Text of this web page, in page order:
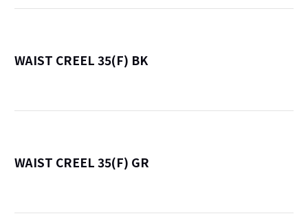
WAIST CREEL 35(F) BK
WAIST CREEL 35(F) GR